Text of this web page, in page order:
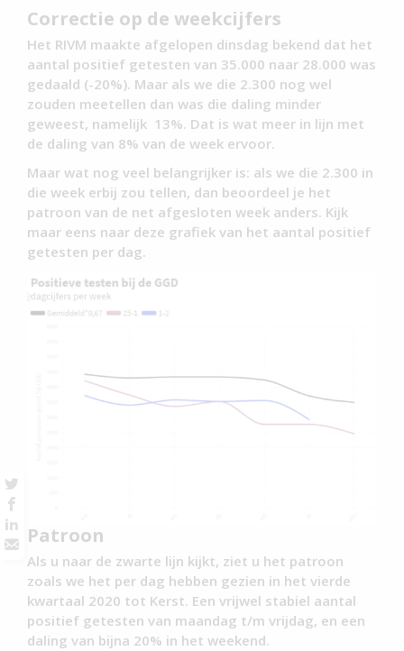
Correctie op de weekcijfers
Het RIVM maakte afgelopen dinsdag bekend dat het
aantal positief getesten van 35.000 naar 28.000 was
gedaald (-20%). Maar als we die 2.300 nog wel
zouden meetellen dan was die daling minder
geweest, namelijk 13%. Dat is wat meer in lijn met
de daling van 8% van de week ervoor.
Maar wat nog veel belangrijker is: als we die 2.300 in
die week erbij zou tellen, dan beoordeel je het
patroon van de net afgesloten week anders. Kijk
maar eens naar deze grafiek van het aantal positief
getesten per dag.
Patroon
Als u naar de zwarte lijn kijkt, ziet u het patroon
zoals we het per dag hebben gezien in het vierde
kwartaal 2020 tot Kerst. Een vrijwel stabiel aantal
positief getesten van maandag t/m vrijdag, en een
daling van bijna 20% in het weekend.